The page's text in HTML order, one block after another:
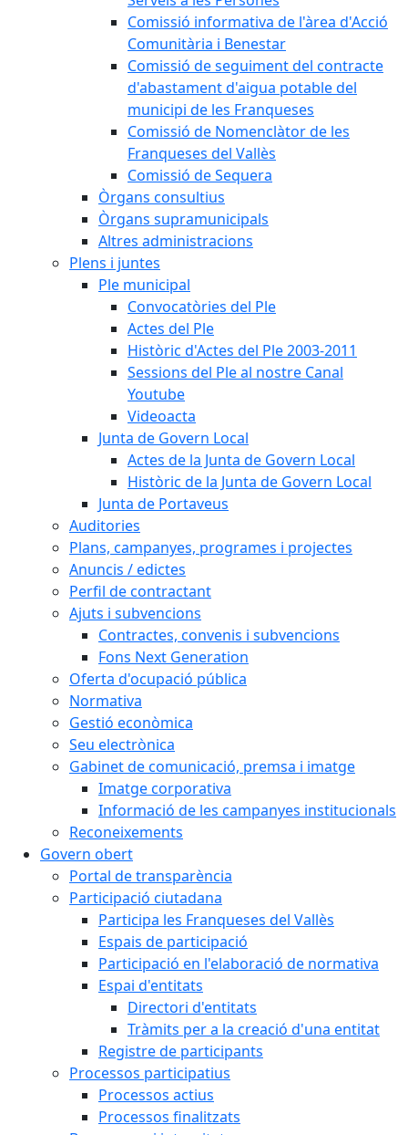
Comissió informativa de l'àrea d'Acció
Comunitària i Benestar
Comissió de seguiment del contracte
d'abastament d'aigua potable del
municipi de les Franqueses
Comissió de Nomenclàtor de les
Franqueses del Vallès
Comissió de Sequera
Òrgans consultius
Òrgans supramunicipals
Altres administracions
Plens i juntes
Ple municipal
Convocatòries del Ple
Actes del Ple
Històric d'Actes del Ple 2003-2011
Sessions del Ple al nostre Canal
Youtube
Videoacta
Junta de Govern Local
Actes de la Junta de Govern Local
Històric de la Junta de Govern Local
Junta de Portaveus
Auditories
Plans, campanyes, programes i projectes
Anuncis / edictes
Perfil de contractant
Ajuts i subvencions
Contractes, convenis i subvencions
Fons Next Generation
Oferta d'ocupació pública
Normativa
Gestió econòmica
Seu electrònica
Gabinet de comunicació, premsa i imatge
Imatge corporativa
Informació de les campanyes institucionals
Reconeixements
Govern obert
Portal de transparència
Participació ciutadana
Participa les Franqueses del Vallès
Espais de participació
Participació en l'elaboració de normativa
Espai d'entitats
Directori d'entitats
Tràmits per a la creació d'una entitat
Registre de participants
Processos participatius
Processos actius
Processos finalitzats